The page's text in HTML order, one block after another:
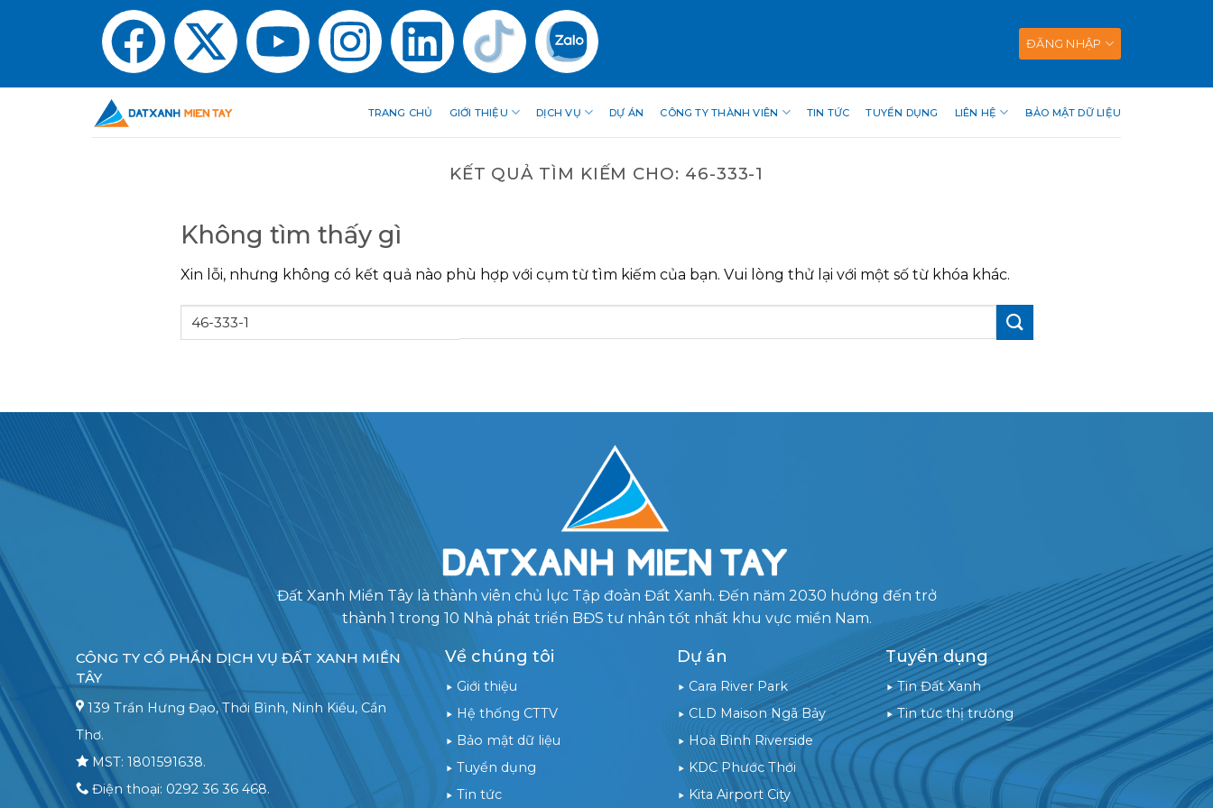
ĐĂNG NHẬP
TRANG CHỦ GIỚI THIỆU DỊCH VỤ DỰ ÁN CÔNG TY THÀNH VIÊN TIN TỨC TUYỂN DỤNG LIÊN HỆ BẢO MẬT DỮ LIỆU
KẾT QUẢ TÌM KIẾM CHO: 46-333-1
Không tìm thấy gì
Xin lỗi, nhưng không có kết quả nào phù hợp với cụm từ tìm kiếm của bạn. Vui lòng thử lại với một số từ khóa khác.
Đất Xanh Miền Tây là thành viên chủ lực Tập đoàn Đất Xanh. Đến năm 2030 hướng đến trở
thành 1 trong 10 Nhà phát triển BĐS tư nhân tốt nhất khu vực miền Nam.
CÔNG TY CỔ PHẦN DỊCH VỤ ĐẤT XANH MIỀN
TÂY
139 Trần Hưng Đạo, Thới Bình, Ninh Kiều, Cần
Thơ.
MST: 1801591638.
Điện thoại: 0292 36 36 468.
Về chúng tôi
Giới thiệu
Hệ thống CTTV
Bảo mật dữ liệu
Tuyển dụng
Tin tức
Dự án
Cara River Park
CLD Maison Ngã Bảy
Hoà Bình Riverside
KDC Phước Thới
Kita Airport City
Tuyển dụng
Tin Đất Xanh
Tin tức thị trường